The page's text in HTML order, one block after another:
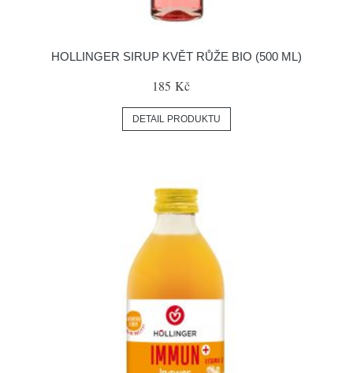
HOLLINGER SIRUP KVĚT RŮŽE BIO (500 ML)
185 Kč
DETAIL PRODUKTU